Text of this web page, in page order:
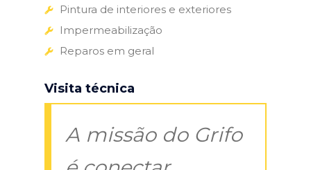
Pintura de interiores e exteriores
Impermeabilização
Reparos em geral
Visita técnica
A missão do Grifo